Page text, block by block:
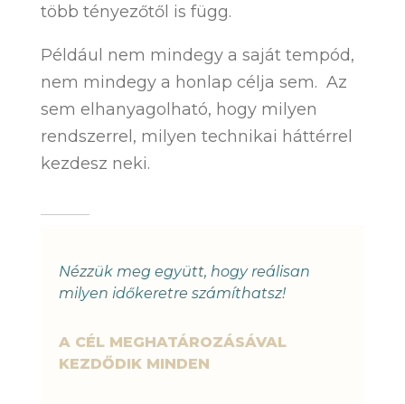
több tényezőtől is függ.
Például nem mindegy a saját tempód,
nem mindegy a honlap célja sem. Az
sem elhanyagolható, hogy milyen
rendszerrel, milyen technikai háttérrel
kezdesz neki.
Nézzük meg együtt, hogy reálisan
milyen időkeretre számíthatsz!
A CÉL MEGHATÁROZÁSÁVAL
KEZDŐDIK MINDEN